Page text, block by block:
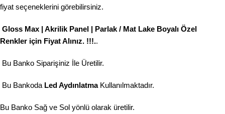
fiyat seçeneklerini görebilirsiniz.
Gloss Max | Akrilik Panel | Parlak / Mat Lake Boyalı Özel
Renkler için Fiyat Alınız. !!!..
Bu Banko Siparişiniz İle Üretilir.
Bu Bankoda Led AydınlatmaKullanılmaktadır.
Bu Banko Sağ ve Sol yönlü olarak üretilir.